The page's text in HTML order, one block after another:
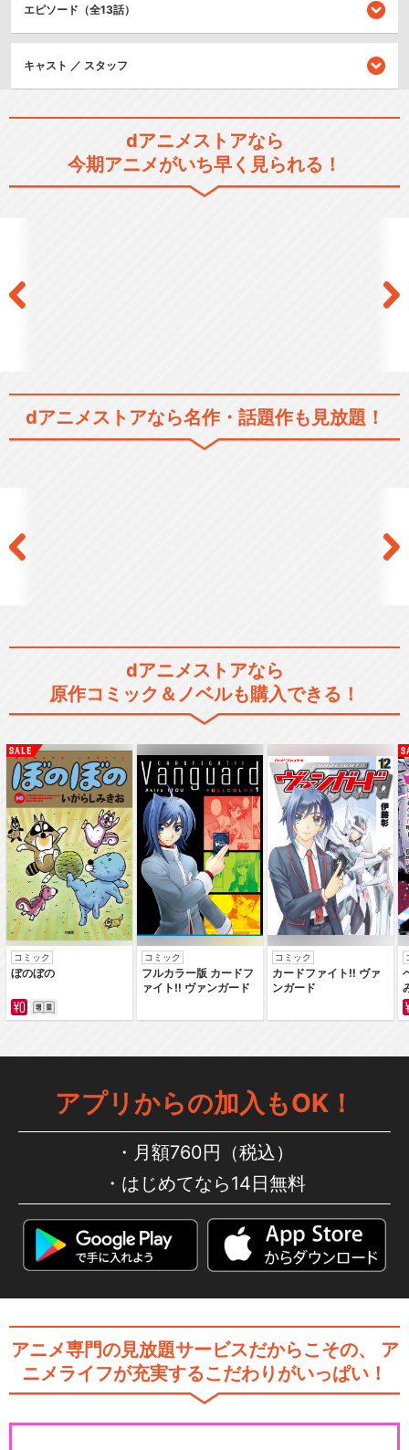
シリーズ／関連のアニメ作品
おしりたんてい(第1期)
おしりたんてい(第2期)
おしりたんてい(第4期)
おしりたんてい(第7期)
おしりたんてい(第8期)
おしりたんてい(第9期)
おしりたんてい(第10期)
映画おしりたんてい カレーな
る じけん
ムシいせきの なぞ
映画おしりたんてい スフーレ
島のひみつ
エピソード（全13話）
キャスト ／ スタッフ
dアニメストアなら
今期アニメがいち早く見られる！
dアニメストアなら名作・話題作も見放題！
dアニメストアなら
原作コミック＆ノベルも購入できる！
コミック
ぼのぼの
コミック
フルカラー版 カードフ
ァイト‼ ヴァンガード
コミック
カードファイト‼ ヴァ
ンガード
アプリからの加入もOK！
月額760円（税込）
はじめてなら14日無料
アニメ専門の見放題サービスだからこその、
ア
ニメライフが充実するこだわりがいっぱい！